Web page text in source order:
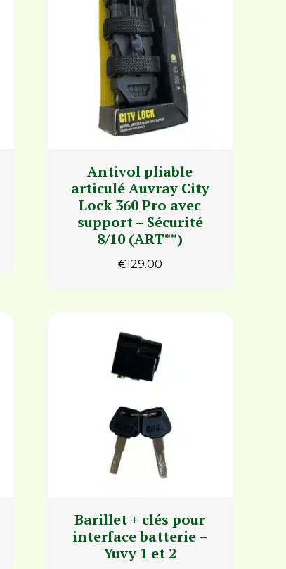
Antivol pliable
articulé Auvray City
Lock 360 Pro avec
support – Sécurité
8/10 (ART**)
€129.00
Barillet + clés pour
interface batterie –
Yuvy 1 et 2